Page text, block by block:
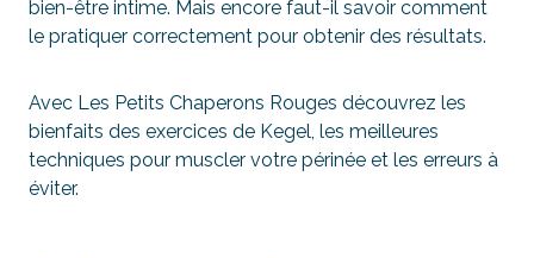
bien-être intime. Mais encore faut-il savoir comment
le pratiquer correctement pour obtenir des résultats.
Avec Les Petits Chaperons Rouges découvrez les
bienfaits des exercices de Kegel, les meilleures
techniques pour muscler votre périnée et les erreurs à
éviter.